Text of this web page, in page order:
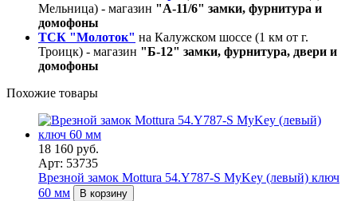
Мельница) - магазин "А-11/6" замки, фурнитура и
домофоны
ТСК "Молоток" на Калужском шоссе (1 км от г.
Троицк) - магазин "Б-12" замки, фурнитура, двери и
домофоны
Похожие товары
18 160 руб.
Арт: 53735
Врезной замок Mottura 54.Y787-S MyKey (левый) ключ
60 мм
В корзину